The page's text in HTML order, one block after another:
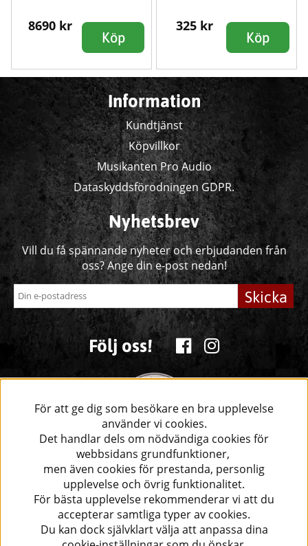
8690 kr
Köp
325 kr
Köp
Information
Kundtjänst
Köpvillkor
Musikanten Pro Audio
Dataskyddsförodningen GDPR.
Nyhetsbrev
Vill du få spännande nyheter och erbjudanden från
oss? Ange din e-post nedan!
Skicka
Följ oss!
För att ge dig som besökare en bra upplevelse
använder vi cookies.
Det handlar dels om nödvändiga cookies för
webbsidans grundfunktioner,
men även cookies för prestanda, personlig
upplevelse och övrig funktionalitet.
För bästa upplevelse rekommenderar vi att du
accepterar samtliga typer av cookies.
Du kan dock självklart välja att anpassa dina